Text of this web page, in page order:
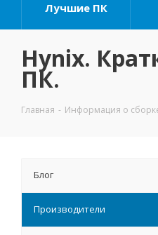
Лучшие ПК
Hynix.
ПК.
Главная - Информация о
Блог
Производители